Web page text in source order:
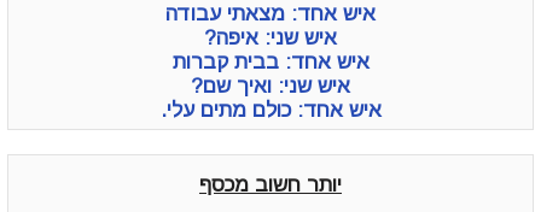
איש אחד: מצאתי עבודה
איש שני: איפה?
איש אחד: בבית קברות
איש שני: ואיך שם?
איש אחד: כולם מתים עלי.
יותר חשוב מכסף